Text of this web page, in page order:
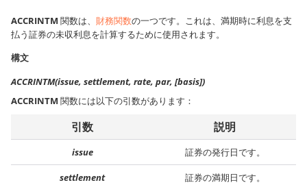
ACCRINTM 関数は、 財務関数の一つです。これは、満期時に利息を支
払う証券の未収利息を計算するために使用されます。
構文
ACCRINTM(issue, settlement, rate, par, [basis])
ACCRINTM 関数には以下の引数があります：
引数 説明
issue 証券の発行日です。
settlement 証券の満期日です。